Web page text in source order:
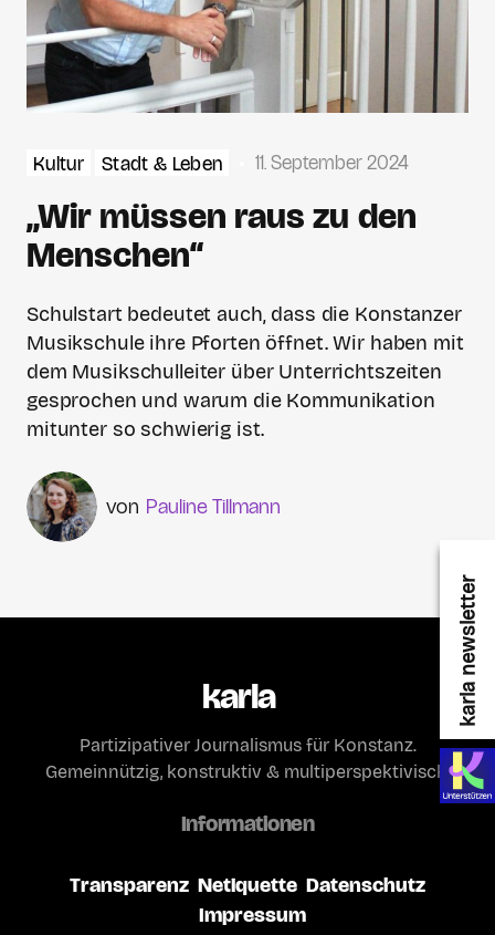
karla newsletter
Kultur Stadt & Leben 11. September 2024
„Wir müssen raus zu den
Menschen“
Schulstart bedeutet auch, dass die Konstanzer
Musikschule ihre Pforten öffnet. Wir haben mit
dem Musikschulleiter über Unterrichtszeiten
gesprochen und warum die Kommunikation
mitunter so schwierig ist.
Pauline Tillmann
karla
Partizipativer Journalismus für Konstanz.
Gemeinnützig, konstruktiv & multiperspektivisch.
Informationen
Transparenz Netiquette Datenschutz
Impressum